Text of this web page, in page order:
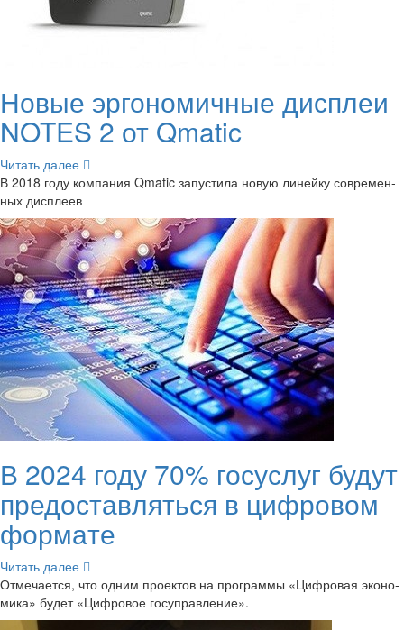
Новые эр­го­но­мич­ные дис­плеи
NOTES 2 от Qmatic
Чи­тать далее
В 2018 году ком­па­ния Qmatic за­пу­сти­ла новую ли­ней­ку со­вре­мен­
ных дис­пле­ев
В 2024 году 70% го­сус­луг будут
предо­став­лять­ся в циф­ро­вом
фор­ма­те
Чи­тать далее
От­ме­ча­ет­ся, что одним про­ек­тов на про­грам­мы «Циф­ро­вая эко­но­
ми­ка» будет «Циф­ро­вое го­су­прав­ле­ние».